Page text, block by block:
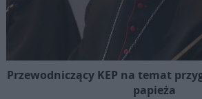
Przewodniczący KEP na temat
papieża